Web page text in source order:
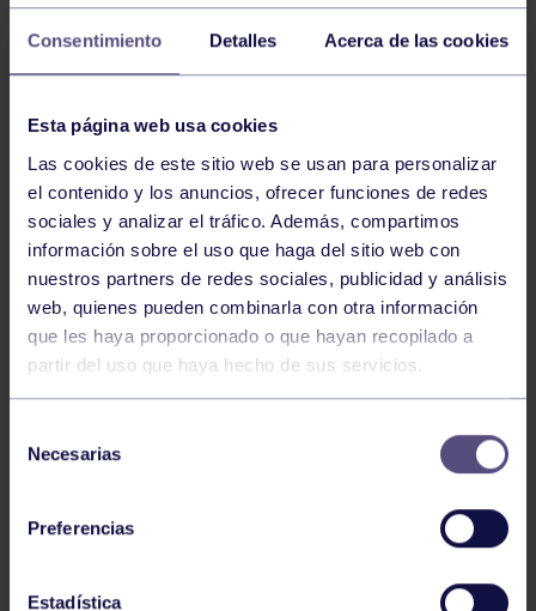
Consentimiento Detalles Acerca de las cookies
Esta página web usa cookies
Las cookies de este sitio web se usan para personalizar
el contenido y los anuncios, ofrecer funciones de redes
sociales y analizar el tráfico. Además, compartimos
información sobre el uso que haga del sitio web con
nuestros partners de redes sociales, publicidad y análisis
web, quienes pueden combinarla con otra información
que les haya proporcionado o que hayan recopilado a
partir del uso que haya hecho de sus servicios.
Necesarias
Preferencias
Estadística
NOTICIAS RELACIONADAS
Pádel 29 Jul 2026
EL PÁDEL GRUPISTA SUMA ÉXITOS